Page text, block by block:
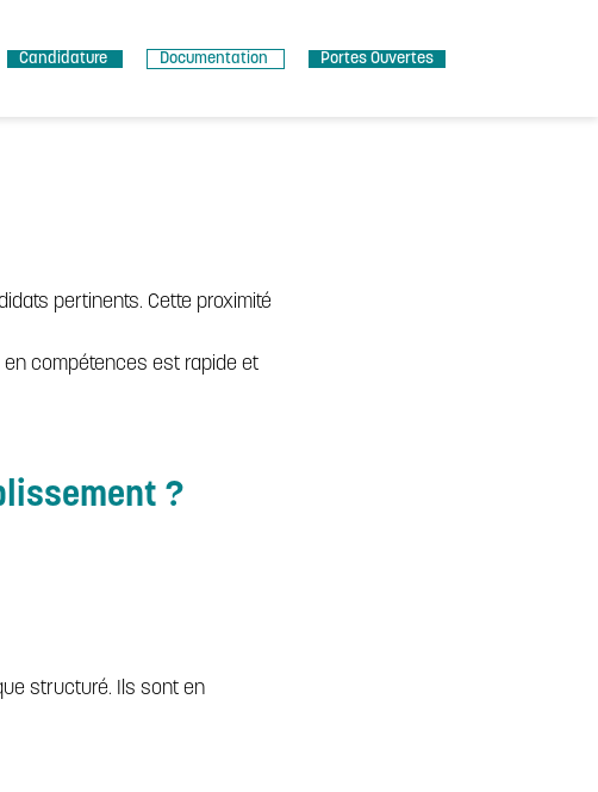
Candidature Documentation Portes Ouvertes
pertinents. Cette proximité
compétences est rapide et
?
structuré. Ils sont en